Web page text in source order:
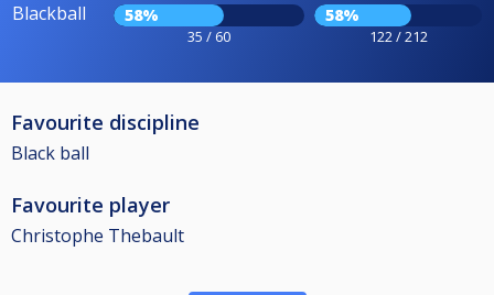
Blackball 58%
35 / 60
58%
122 / 212
Favourite discipline
Black ball
Favourite player
Christophe Thebault